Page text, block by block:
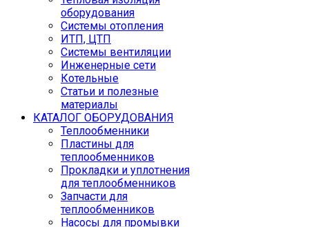
оборудования
Системы отопления
ИТП, ЦТП
Системы вентиляции
Инженерные сети
Котельные
Статьи и полезные
материалы
КАТАЛОГ ОБОРУДОВАНИЯ
Теплообменники
Пластины для
теплообменников
Прокладки и уплотнения
для теплообменников
Запчасти для
теплообменников
Насосы для промывки